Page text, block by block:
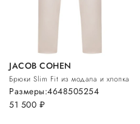
JACOB COHEN
Брюки Slim Fit из модала и хлопка
51 500 руб.
Размеры:4648505254